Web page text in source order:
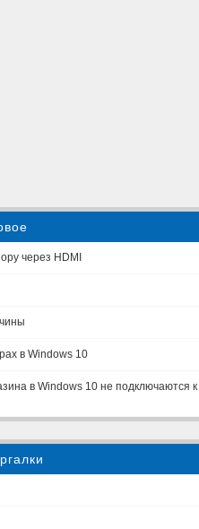
через HDMI
в Windows 10
в Windows 10 не подключаются к